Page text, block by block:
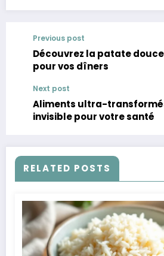
Previous post
Découvrez la patate
pour vos dîners
Next post
Aliments ultra-
invisible pour votre santé
RELATED POSTS